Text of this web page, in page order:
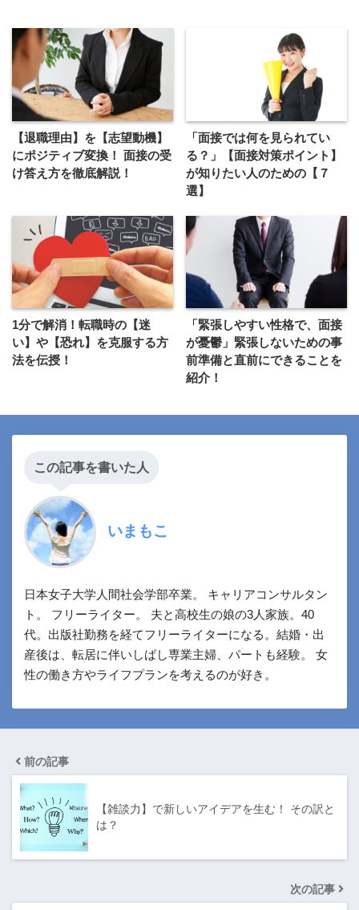
【退職理由】を【志望動機】
にポジティブ変換！ 面接の受
け答え方を徹底解説！
「面接では何を見られてい
る？」【面接対策ポイント】
が知りたい人のための【７
選】
1分で解消！転職時の【迷
い】や【恐れ】を克服する方
法を伝授！
「緊張しやすい性格で、面接
が憂鬱」緊張しないための事
前準備と直前にできることを
紹介！
この記事を書いた人
いまもこ
日本女子大学人間社会学部卒業。 キャリアコンサルタン
ト。 フリーライター。 夫と高校生の娘の3人家族。40
代。出版社勤務を経てフリーライターになる。結婚・出
産後は、転居に伴いしばし専業主婦、パートも経験。 女
性の働き方やライフプランを考えるのが好き。
前の記事
【雑談力】で新しいアイデアを生む！ その訳と
は？
次の記事